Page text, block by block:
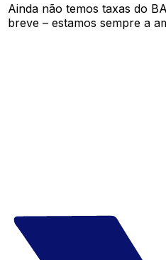
Ainda não temos taxas do
breve – estamos sempre a